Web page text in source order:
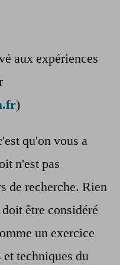
aux expériences
)
qu'on vous a
n'est pas
de recherche. Rien
être considéré
un exercice
techniques du